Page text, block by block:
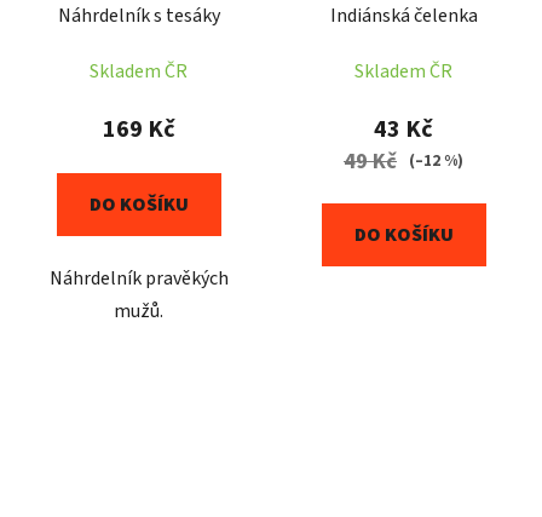
Náhrdelník s tesáky
Skladem ČR
169 Kč
DO KOŠÍKU
Náhrdelník pravěkých
mužů.
Indiánská čelenka
Skladem ČR
43 Kč
49 Kč (–12 %)
DO KOŠÍKU